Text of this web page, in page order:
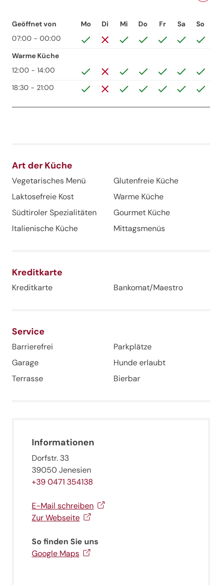
Geöffnet von Mo Di Mi Do Fr Sa
So
07:00 - 00:00
Warme Küche
12:00 - 14:00
18:30 - 21:00
Art der Küche
Vegetarisches Menü
Glutenfreie Küche
Laktosefreie Kost
Warme Küche
Südtiroler Spezialitäten
Gourmet Küche
Italienische Küche
Mittagsmenüs
Kreditkarte
Kreditkarte Bankomat/Maestro
Service
Barrierefrei
Parkplätze
Garage
Hunde erlaubt
Terrasse
Bierbar
Informationen
Dorfstr. 33
39050 Jenesien
+39 0471 354138
E-Mail schreiben
Zur Webseite
So finden Sie uns
Google Maps
Jenesien auch in der Ferne immer ganz nah - mit
unserem Newsletter!
Melde dich jetzt an und hol dir die neuesten Infos zu
Wir freuen uns auf dich!
Jetzt anmelden!